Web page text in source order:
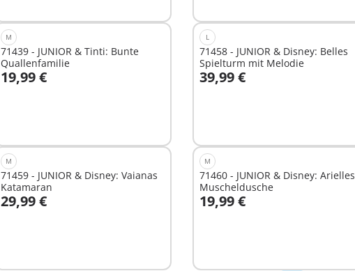
M
71439 - JUNIOR & Tinti: Bunte
Quallenfamilie
19,99 €
In den Warenkorb
L
71458 - JUNIOR & Disney: Belles
Spielturm mit Melodie
39,99 €
In den Warenkorb
M
71459 - JUNIOR & Disney: Vaianas
Katamaran
29,99 €
In den Warenkorb
M
71460 - JUNIOR & Disney: Arielles
Muscheldusche
19,99 €
In den Warenkorb